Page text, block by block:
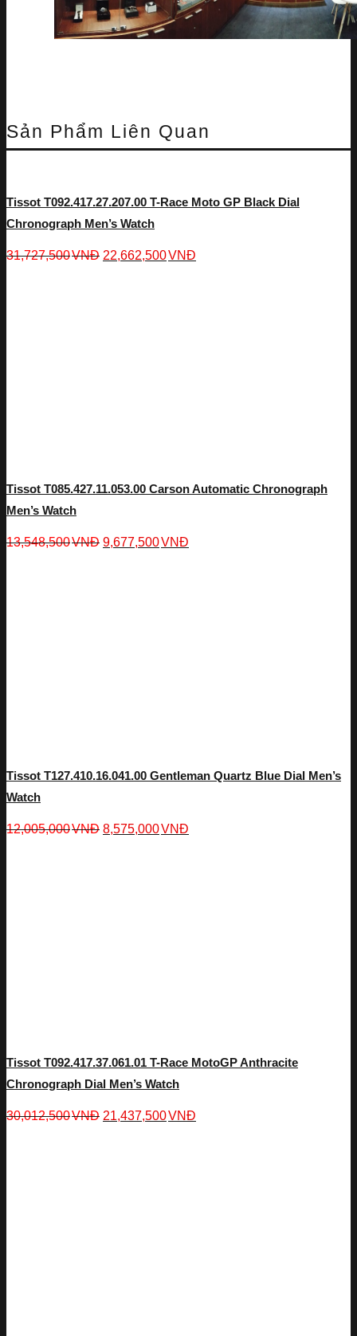
Sản Phẩm Liên Quan
Tissot T092.417.27.207.00 T-Race Moto GP Black Dial
Chronograph Men’s Watch
31,727,500VNĐ 22,662,500VNĐ
Tissot T085.427.11.053.00 Carson Automatic Chronograph
Men’s Watch
13,548,500VNĐ 9,677,500VNĐ
Tissot T127.410.16.041.00 Gentleman Quartz Blue Dial Men’s
Watch
12,005,000VNĐ 8,575,000VNĐ
Tissot T092.417.37.061.01 T-Race MotoGP Anthracite
Chronograph Dial Men’s Watch
30,012,500VNĐ 21,437,500VNĐ